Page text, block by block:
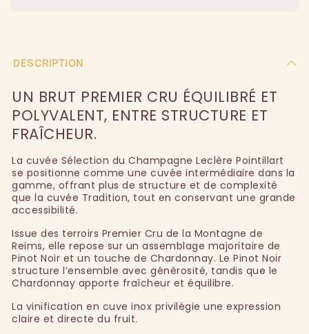
DESCRIPTION
UN BRUT PREMIER CRU ÉQUILIBRÉ ET
POLYVALENT, ENTRE STRUCTURE ET
FRAÎCHEUR.
La cuvée Sélection du Champagne Leclère Pointillart
se positionne comme une cuvée intermédiaire dans la
gamme, offrant plus de structure et de complexité
que la cuvée Tradition, tout en conservant une grande
accessibilité.
Issue des terroirs Premier Cru de la Montagne de
Reims, elle repose sur un assemblage majoritaire de
Pinot Noir et un touche de Chardonnay. Le Pinot Noir
structure l’ensemble avec générosité, tandis que le
Chardonnay apporte fraîcheur et équilibre.
La vinification en cuve inox privilégie une expression
claire et directe du fruit.